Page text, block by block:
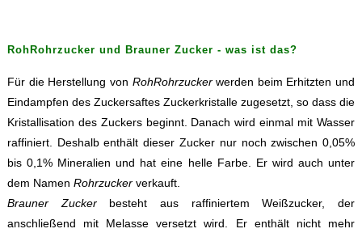
RohRohrzucker und Brauner Zucker - was ist das?
Für die Herstellung von RohRohrzuckerwerden beim Erhitzten und
Eindampfen des Zuckersaftes Zuckerkristalle zugesetzt, so dass die
Kristallisation des Zuckers beginnt. Danach wird einmal mit Wasser
raffiniert. Deshalb enthält dieser Zucker nur noch zwischen 0,05%
bis 0,1% Mineralien und hat eine helle Farbe. Er wird auch unter
dem Namen Rohrzuckerverkauft.
Brauner Zuckerbesteht aus raffiniertem Weißzucker, der
anschließend mit Melasse versetzt wird. Er enthält nicht mehr